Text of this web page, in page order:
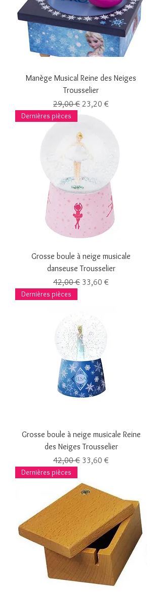
Manège Musical Reine des Neiges
Trousselier
Prix original
29,00 € Prix promotionnel
23,20 €
Dernières pièces
Grosse boule à neige musicale
danseuse Trousselier
Prix original
42,00 € Prix promotionnel
33,60 €
Dernières pièces
Grosse boule à neige musicale Reine
des Neiges Trousselier
Prix original
42,00 € Prix promotionnel
33,60 €
Dernières pièces